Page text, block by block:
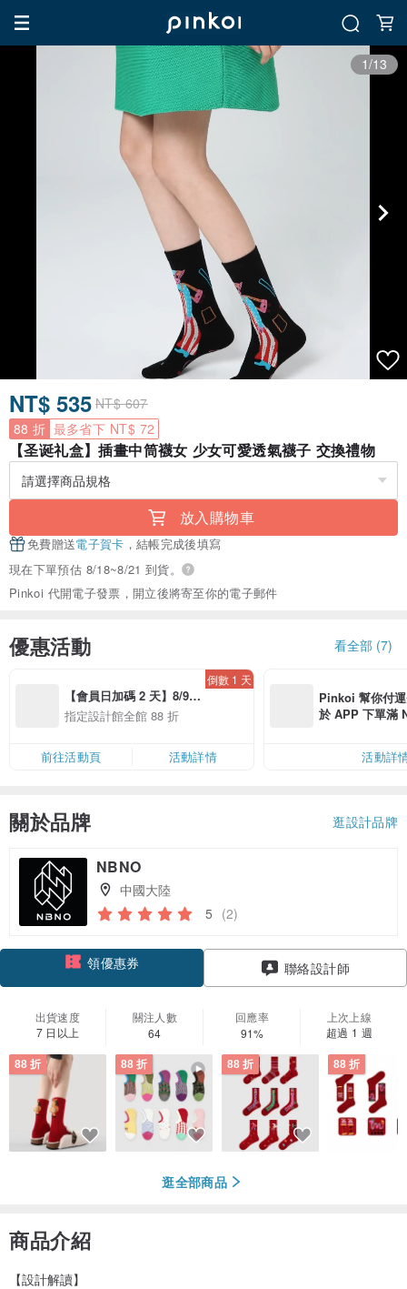
1/13
NT$ 535 NT$ 607
88 折 最多省下 NT$ 72
【圣诞礼盒】插畫中筒襪女 少女可愛透氣襪子 交換禮物
放入購物車
免費贈送電子賀卡 ，結帳完成後填寫
現在下單預估 8/18~8/21 到貨。
Pinkoi 代開電子發票，開立後將寄至你的電子郵件
優惠活動 看全部 (7)
【會員日加碼 2 天】8/9-
8/10 精選設計限定 88 折
指定設計館全館 88 折
倒數 1 天
前往活動頁 活動詳情
Pinkoi 幫你付
於 APP 下單滿
活動詳
關於品牌 逛設計品牌
NBNO
中國大陸
5 (2)
領優惠券 聯絡設計師
出貨速度
7 日以上
關注人數
64
回應率
91%
上次上線
超過 1 週
88 折 88 折 88 折 88 折
逛全部商品
商品介紹
【設計解讀】